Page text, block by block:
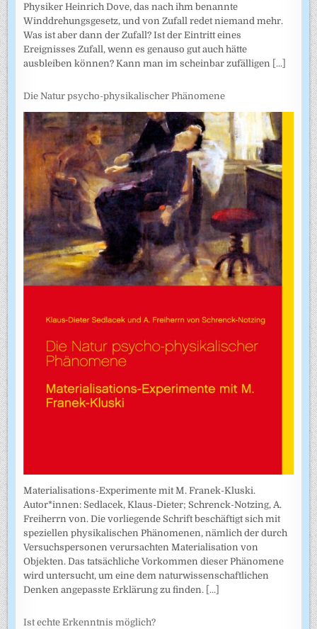
Physiker Heinrich Dove, das nach ihm benannte
Winddrehungsgesetz, und von Zufall redet niemand mehr.
Was ist aber dann der Zufall? Ist der Eintritt eines
Ereignisses Zufall, wenn es genauso gut auch hätte
ausbleiben können? Kann man im scheinbar zufälligen [...]
Die Natur psycho-physikalischer Phänomene
Materialisations-Experimente mit M. Franek-Kluski.
Autor*innen: Sedlacek, Klaus-Dieter; Schrenck-Notzing, A.
Freiherrn von. Die vorliegende Schrift beschäftigt sich mit
speziellen physikalischen Phänomenen, nämlich der durch
Versuchspersonen verursachten Materialisation von
Objekten. Das tatsächliche Vorkommen dieser Phänomene
wird untersucht, um eine dem naturwissenschaftlichen
Denken angepasste Erklärung zu finden. [...]
Ist echte Erkenntnis möglich?